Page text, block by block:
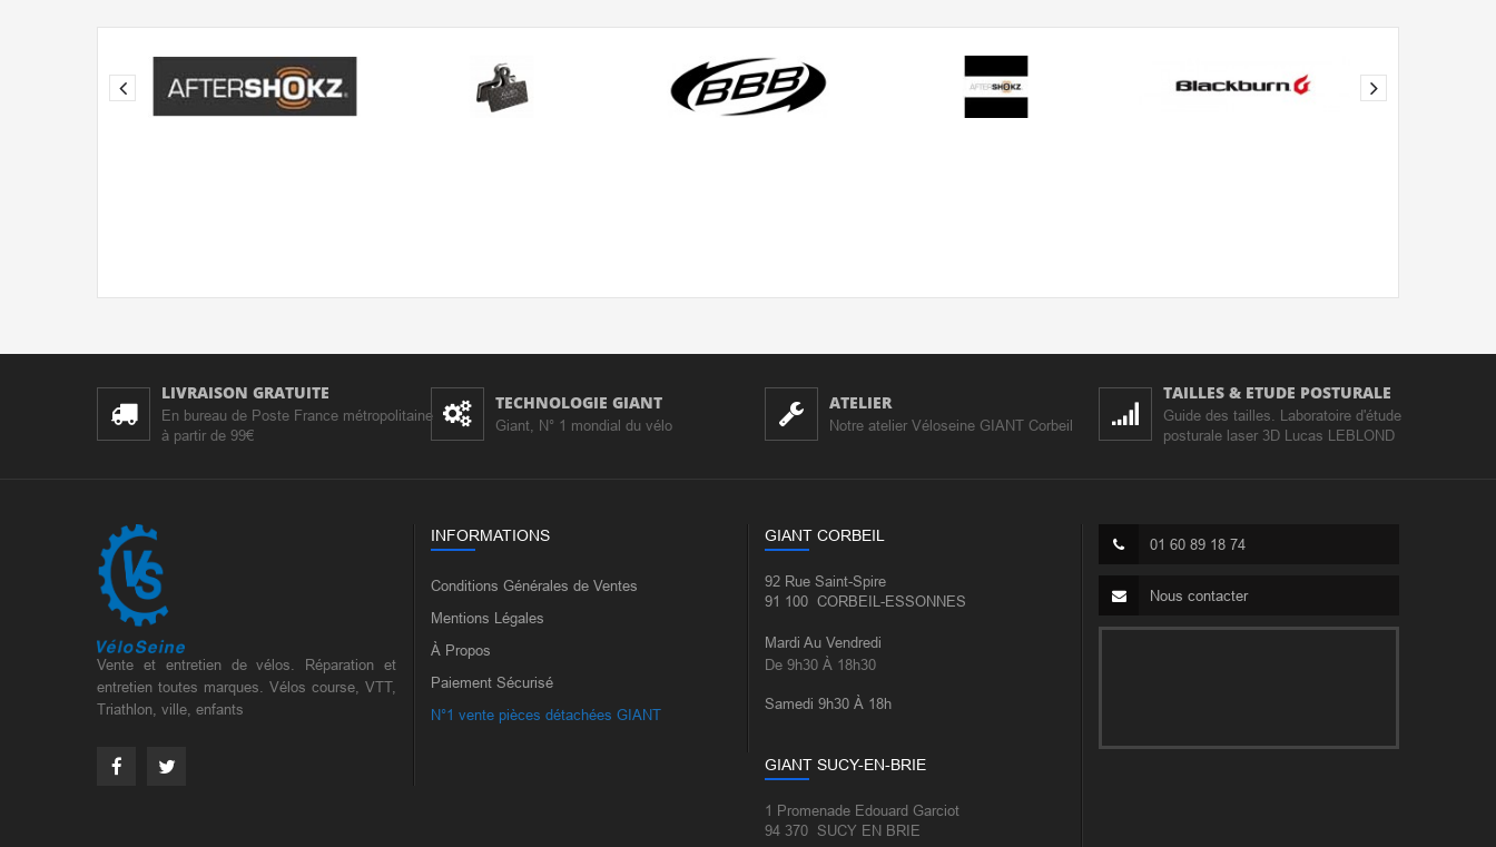
LIVRAISON GRATUITE
En bureau de Poste France métropolitaine
à partir de 99€
TECHNOLOGIE GIANT
Giant, N° 1 mondial du vélo
ATELIER
Notre atelier Véloseine GIANT Corbeil
TAILLES & ETUDE POSTURALE
Guide des tailles. Laboratoire d'étude
posturale laser 3D Lucas LEBLOND
Vente et entretien de vélos. Réparation et
entretien toutes marques. Vélos course, VTT,
Triathlon, ville, enfants
INFORMATIONS
Conditions Générales de Ventes
Mentions Légales
À Propos
Paiement Sécurisé
N°1 vente pièces détachées GIANT
GIANT CORBEIL
92 Rue Saint-Spire
91 100 CORBEIL-ESSONNES
Mardi Au Vendredi
De 9h30 À 18h30
Samedi 9h30 À 18h
GIANT SUCY-EN-BRIE
1 Promenade Edouard Garciot
94 370 SUCY EN BRIE
01 60 89 18 74
Nous contacter